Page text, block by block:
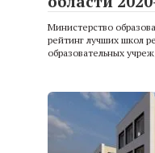
Министерство
рейтинг лучших школ
образовательных